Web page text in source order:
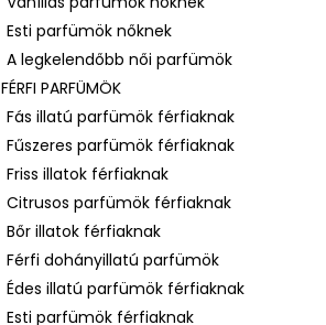
Esti parfümök nőknek
A legkelendőbb női parfümök
FÉRFI PARFÜMÖK
Fás illatú parfümök férfiaknak
Fűszeres parfümök férfiaknak
Friss illatok férfiaknak
Citrusos parfümök férfiaknak
Bőr illatok férfiaknak
Férfi dohányillatú parfümök
Édes illatú parfümök férfiaknak
Esti parfümök férfiaknak